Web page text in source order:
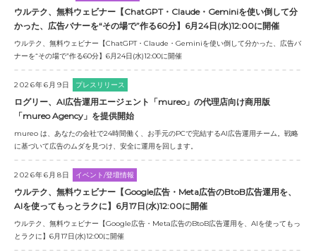
ウルテク、無料ウェビナー【ChatGPT・Claude・Geminiを使い倒して分
かった、広告バナーを“その場で”作る60分】6月24日(水)12:00に開催
ウルテク、無料ウェビナー【ChatGPT・Claude・Geminiを使い倒して分かった、広告バ
ナーを“その場で”作る60分】6月24日(水)12:00に開催
2026年6月9日 プレスリリース
ログリー、AI広告運用エージェント「mureo」の代理店向け商用版
「mureo Agency」を提供開始
mureo は、あなたの会社で24時間働く、お手元のPCで完結するAI広告運用チーム。戦略
に基づいて広告のムダを見つけ、安全に運用を回します。
2026年6月8日 イベント/登壇情報
ウルテク、無料ウェビナー【Google広告・Meta広告のBtoB広告運用を、
AIを使ってもっとラクに】6月17日(水)12:00に開催
ウルテク、無料ウェビナー【Google広告・Meta広告のBtoB広告運用を、AIを使ってもっ
とラクに】6月17日(水)12:00に開催